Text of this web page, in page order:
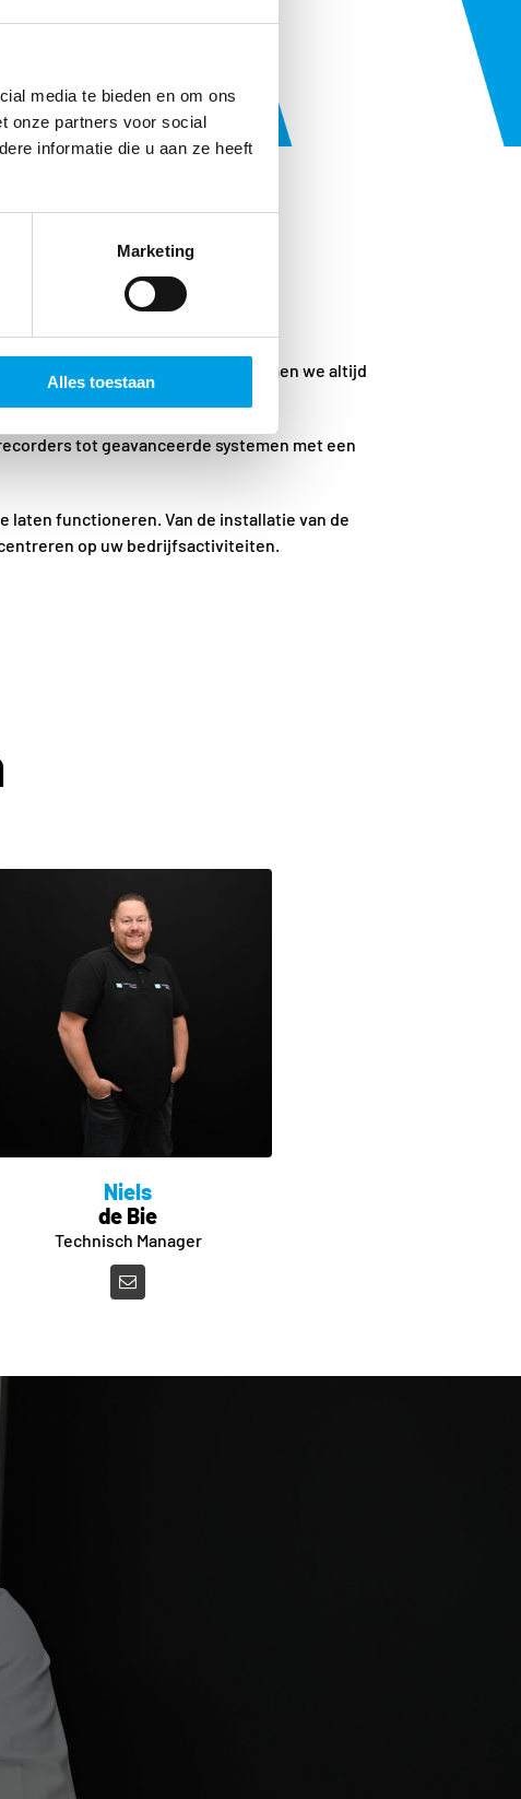
media te bieden en om ons
onze partners voor social
informatie die u aan ze heeft
Marketing
Alles toestaan
aanpak.
uw bedrijfsomgeving. Hiervoor komen we altijd
tot geavanceerde systemen met een
laten functioneren. Van de installatie van de
op uw bedrijfsactiviteiten.
Niels
de Bie
Technisch Manager